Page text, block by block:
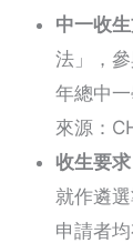
中一收
法」，
年總中
來源：
收生要求
就作遴
申請者